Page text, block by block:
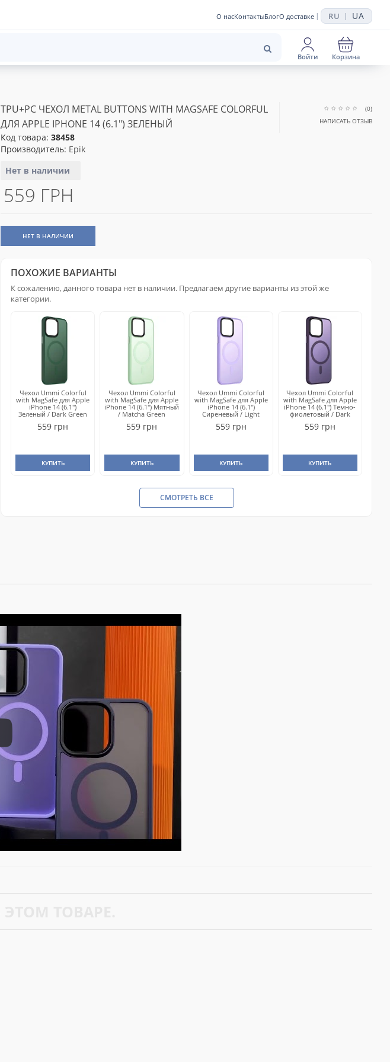
О насКонтактыБлогО доставке | RU | UA
Войти Корзина
TPU+PC ЧЕХОЛ METAL BUTTONS WITH MAGSAFE COLORFUL
ДЛЯ APPLE IPHONE 14 (6.1") ЗЕЛЕНЫЙ
Код товара: 38458
Производитель: Epik
Нет в наличии
(0)
НАПИСАТЬ ОТЗЫВ
559 ГРН
НЕТ В НАЛИЧИИ
ПОХОЖИЕ ВАРИАНТЫ
К сожалению, данного товара нет в наличии. Предлагаем другие варианты из этой же
категории.
Чехол Ummi Colorful
with MagSafe для Apple
iPhone 14 (6.1")
Зеленый / Dark Green
559 грн
КУПИТЬ
Чехол Ummi Colorful
with MagSafe для Apple
iPhone 14 (6.1") Мятный
/ Matcha Green
559 грн
КУПИТЬ
Чехол Ummi Colorful
with MagSafe для Apple
iPhone 14 (6.1")
Сиреневый / Light
559 грн
КУПИТЬ
Чехол Ummi Colorful
with MagSafe для Apple
iPhone 14 (6.1") Темно-
фиолетовый / Dark
559 грн
КУПИТЬ
СМОТРЕТЬ ВСЕ